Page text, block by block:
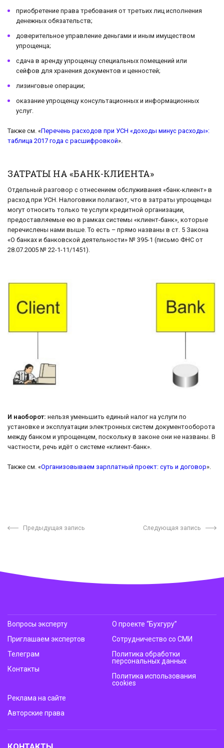
приобретение права требования от третьих лиц исполнения
денежных обязательств;
доверительное управление деньгами и иным имуществом
упрощенца;
сдача в аренду упрощенцу специальных помещений или
сейфов для хранения документов и ценностей;
лизинговые операции;
оказание упрощенцу консультационных и информационных
услуг.
Также см. «Перечень расходов при УСН «доходы минус расходы»:
таблица 2017 года с расшифровкой».
ЗАТРАТЫ НА «БАНК-КЛИЕНТА»
Отдельный разговор с отнесением обслуживания «банк-клиент» в
расход при УСН. Налоговики полагают, что в затраты упрощенцы
могут относить только те услуги кредитной организации,
предоставляемые ею в рамках системы «клиент-банк», которые
перечислены нами выше. То есть – прямо названы в ст. 5 Закона
«О банках и банковской деятельности» № 395-1 (письмо ФНС от
28.07.2005 № 22-1-11/1451).
И наоборот: нельзя уменьшить единый налог на услуги по
установке и эксплуатации электронных систем документооборота
между банком и упрощенцем, поскольку в законе они не названы. В
частности, речь идёт о системе «клиент-банк».
Также см. «Организовываем зарплатный проект: суть и договор».
Предыдущая запись Следующая запись
Вопросы эксперту
Приглашаем экспертов
Телеграм
Контакты
О проекте “Бухгуру”
Сотрудничество со СМИ
Политика обработки
персональных данных
Политика использования
cookies
Реклама на сайте
Авторские права